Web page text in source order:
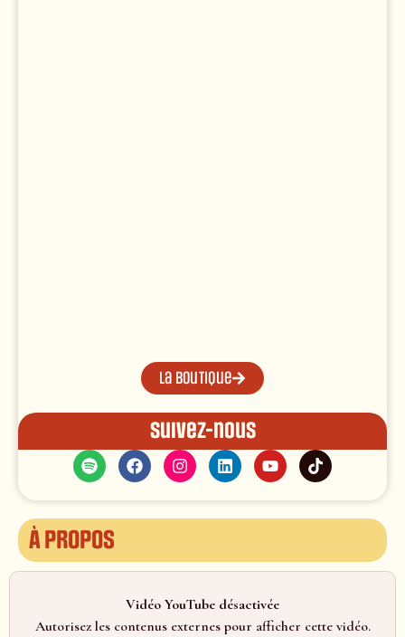
La boutique
Suivez-nous
À propos
Vidéo YouTube désactivée
Autorisez les contenus externes pour afficher cette vidéo.